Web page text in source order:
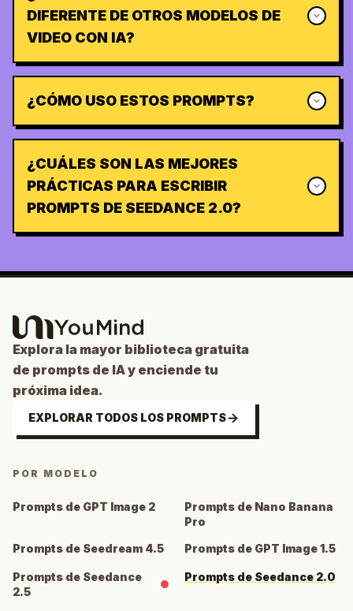
DIFERENTE DE OTROS MODELOS DE
VIDEO CON IA?
¿CÓMO USO ESTOS PROMPTS?
¿CUÁLES SON LAS MEJORES
PRÁCTICAS PARA ESCRIBIR
PROMPTS DE SEEDANCE 2.0?
Explora la mayor biblioteca gratuita
de prompts de IA y enciende tu
próxima idea.
EXPLORAR TODOS LOS PROMPTS
POR MODELO
Prompts de GPT Image 2
Prompts de Nano Banana
Pro
Prompts de Seedream 4.5
Prompts de GPT Image 1.5
Prompts de Seedance
2.5
Prompts de Seedance 2.0